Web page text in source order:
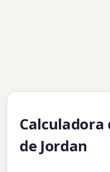
de Jordan